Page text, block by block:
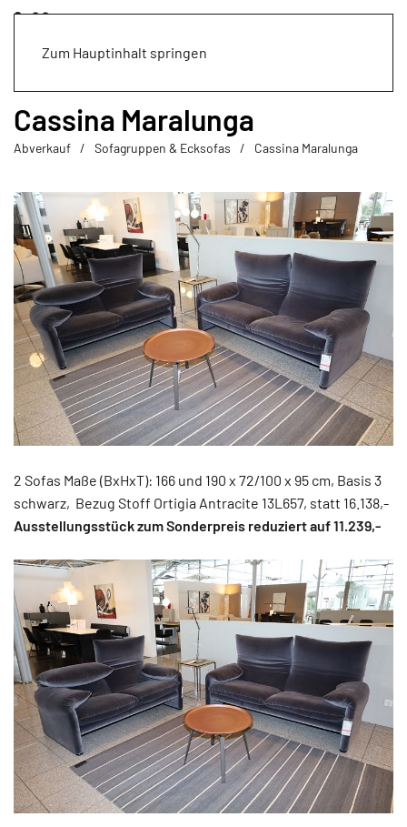
Zum Hauptinhalt springen
Cassina Maralunga
Abverkauf Sofagruppen & Ecksofas Cassina Maralunga
2 Sofas Maße (BxHxT): 166 und 190 x 72/100 x 95 cm, Basis 3
schwarz, Bezug Stoff Ortigia Antracite 13L657, statt 16.138,-
Ausstellungsstück zum Sonderpreis reduziert auf 11.239,-